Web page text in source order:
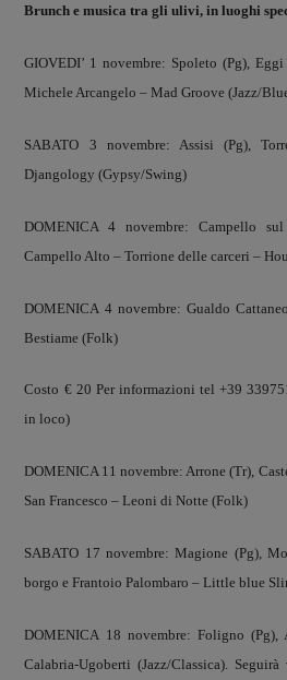
Brunch e musica tra gli ulivi, in luoghi
GIOVEDI’ 1 novembre: Spoleto (Pg),
Michele Arcangelo – Mad Groove (Jazz/
SABATO 3 novembre: Assisi (Pg),
Djangology (Gypsy/Swing)
DOMENICA 4 novembre: Campello
Campello Alto – Torrione delle carceri –
DOMENICA 4 novembre: Gualdo
Bestiame (Folk)
Costo € 20 Per informazioni tel +39
in loco)
DOMENICA 11 novembre: Arrone (Tr),
San Francesco – Leoni di Notte (Folk)
SABATO 17 novembre: Magione (Pg),
borgo e Frantoio Palombaro – Little blue
DOMENICA 18 novembre: Foligno
Calabria-Ugoberti (Jazz/Classica).